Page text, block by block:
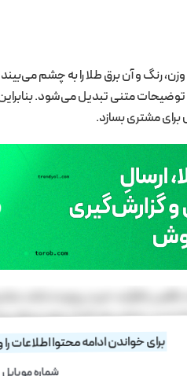
رنگ و آن برق طلا را به چشم
مشتری بسازد‌.
است. به‌یقین هر کلیک و هر مرحله
برای خواندن ادامه محتوا اطلاعات را
شماره موبایل